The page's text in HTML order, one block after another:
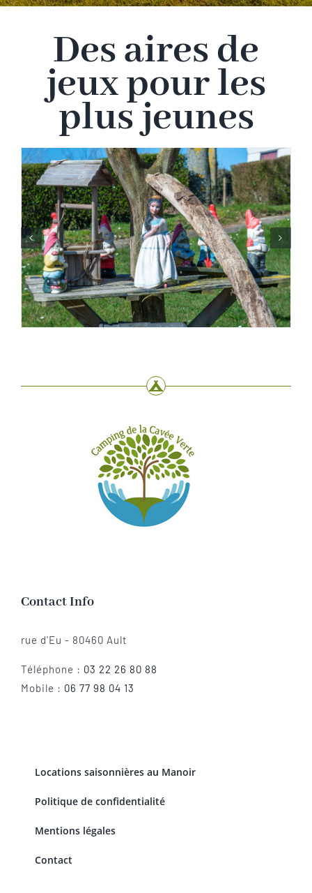
Des aires de
jeux pour les
plus jeunes
Contact Info
rue d'Eu - 80460 Ault
Téléphone : 03 22 26 80 88
Mobile : 06 77 98 04 13
Locations saisonnières au Manoir
Politique de confidentialité
Mentions légales
Contact